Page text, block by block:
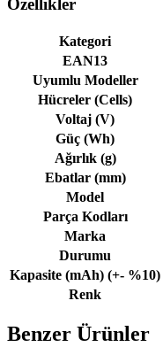
Özellikler
Kategori
EAN13
Uyumlu Modeller
Hücreler (Cells)
Voltaj (V)
Güç (Wh)
Ağırlık (g)
Ebatlar (mm)
Model
Parça Kodları
Marka
Durumu
Kapasite (mAh) (+- %10)
Renk
Benzer Ürünler